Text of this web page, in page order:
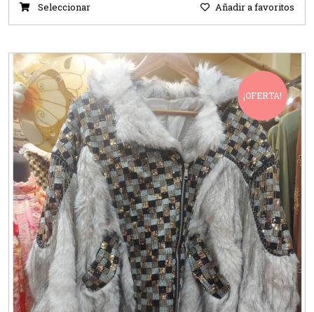
Seleccionar Añadir a favoritos
¡OFERTA!